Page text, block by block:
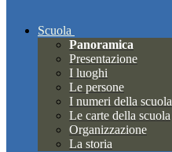
Scuola
Panoramica
Presentazione
I luoghi
Le persone
I numeri della scuola
Le carte della scuola
Organizzazione
La storia